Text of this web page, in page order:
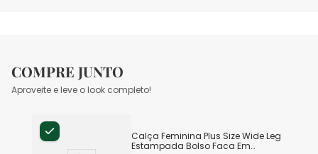
COMPRE JUNTO
Aproveite e leve o look completo!
Calça Feminina Plus Size Wide Leg
Estampada Bolso Faca Em